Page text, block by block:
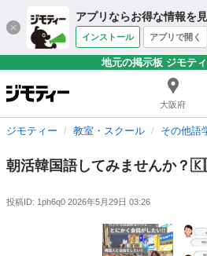
アプリならお得な情報を
インストール アプリで開く
地元の掲示板 ジモテ
大阪府
ジモティー 教室・スクール その他語
朝活韓国語してみませんか
投稿ID: 1ph6q0 2026年5月29日 03:26